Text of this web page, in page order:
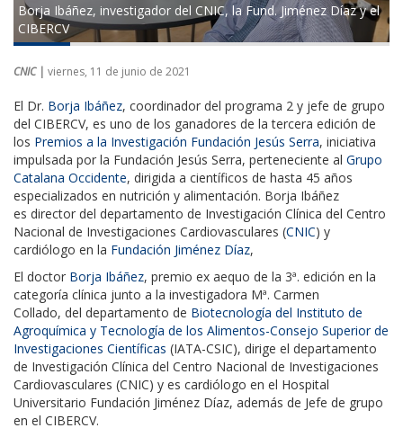
Borja Ibáñez, investigador del CNIC, la Fund. Jiménez Díaz y el
CIBERCV
CNIC | viernes, 11 de junio de 2021
El Dr. Borja Ibáñez, coordinador del programa 2 y jefe de grupo
del CIBERCV, es uno de los ganadores de la tercera edición de
los Premios a la Investigación Fundación Jesús Serra, iniciativa
impulsada por la Fundación Jesús Serra, perteneciente al Grupo
Catalana Occidente, dirigida a científicos de hasta 45 años
especializados en nutrición y alimentación. Borja Ibáñez
es director del departamento de Investigación Clínica del Centro
Nacional de Investigaciones Cardiovasculares (CNIC) y
cardiólogo en la Fundación Jiménez Díaz,
El doctor Borja Ibáñez, premio ex aequo de la 3ª. edición en la
categoría clínica junto a la investigadora Mª. Carmen
Collado, del departamento de Biotecnología del Instituto de
Agroquímica y Tecnología de los Alimentos-Consejo Superior de
Investigaciones Científicas (IATA-CSIC), dirige el departamento
de Investigación Clínica del Centro Nacional de Investigaciones
Cardiovasculares (CNIC) y es cardiólogo en el Hospital
Universitario Fundación Jiménez Díaz, además de Jefe de grupo
en el CIBERCV.